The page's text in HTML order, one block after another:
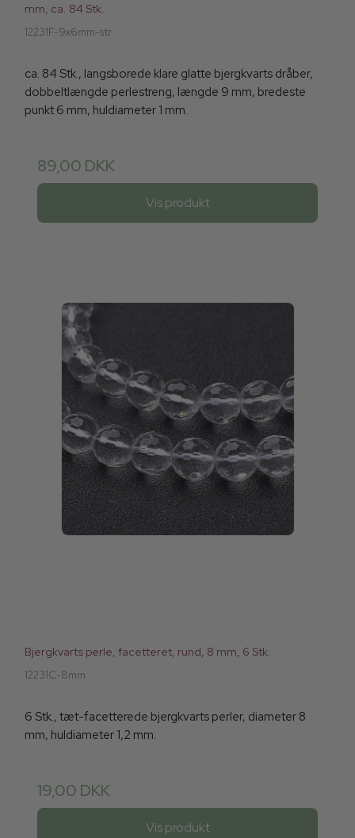
mm, ca. 84 Stk.
12231F-9x6mm-str
ca. 84 Stk., langsborede klare glatte bjergkvarts dråber,
dobbeltlængde perlestreng, længde 9 mm, bredeste
punkt 6 mm, huldiameter 1 mm.
89,00 DKK
Vis produkt
Bjergkvarts perle, facetteret, rund, 8 mm, 6 Stk.
12231C-8mm
6 Stk., tæt-facetterede bjergkvarts perler, diameter 8
mm, huldiameter 1,2 mm.
19,00 DKK
Vis produkt